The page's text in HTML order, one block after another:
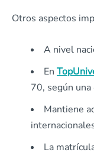
Otros aspectos
A nivel
En
70, según
Mantiene
La